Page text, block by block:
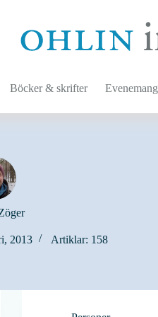
Böcker & skrifter Evenemang
2013 Artiklar: 158